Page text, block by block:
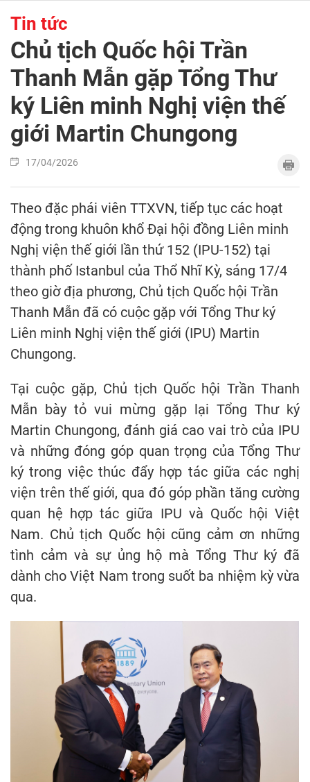
Tin tức
Chủ tịch Quốc hội Trần
Thanh Mẫn gặp Tổng Thư
ký Liên minh Nghị viện thế
giới Martin Chungong
17/04/2026
Theo đặc phái viên TTXVN, tiếp tục các hoạt
động trong khuôn khổ Đại hội đồng Liên minh
Nghị viện thế giới lần thứ 152 (IPU-152) tại
thành phố Istanbul của Thổ Nhĩ Kỳ, sáng 17/4
theo giờ địa phương, Chủ tịch Quốc hội Trần
Thanh Mẫn đã có cuộc gặp với Tổng Thư ký
Liên minh Nghị viện thế giới (IPU) Martin
Chungong.
Tại cuộc gặp, Chủ tịch Quốc hội Trần Thanh
Mẫn bày tỏ vui mừng gặp lại Tổng Thư ký
Martin Chungong, đánh giá cao vai trò của IPU
và những đóng góp quan trọng của Tổng Thư
ký trong việc thúc đẩy hợp tác giữa các nghị
viện trên thế giới, qua đó góp phần tăng cường
quan hệ hợp tác giữa IPU và Quốc hội Việt
Nam. Chủ tịch Quốc hội cũng cảm ơn những
tình cảm và sự ủng hộ mà Tổng Thư ký đã
dành cho Việt Nam trong suốt ba nhiệm kỳ vừa
qua.